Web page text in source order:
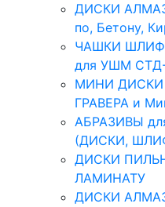
ДИСКИ
по, Бетону,
ЧАШКИ
для УШМ
МИНИ ДИСКИ
ГРАВЕРА и
АБРАЗИВЫ
(ДИСКИ,
ДИСКИ
ЛАМИНАТУ
ДИСКИ